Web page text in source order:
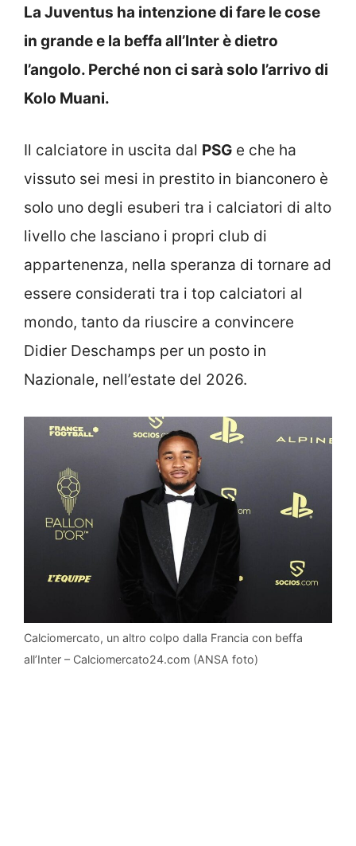
La Juventus ha intenzione di fare le cose
in grande e la beffa all’Inter è dietro
l’angolo. Perché non ci sarà solo l’arrivo di
Kolo Muani.
Il calciatore in uscita dal PSG e che ha
vissuto sei mesi in prestito in bianconero è
solo uno degli esuberi tra i calciatori di alto
livello che lasciano i propri club di
appartenenza, nella speranza di tornare ad
essere considerati tra i top calciatori al
mondo, tanto da riuscire a convincere
Didier Deschamps per un posto in
Nazionale, nell’estate del 2026.
Calciomercato, un altro colpo dalla Francia con beffa
all’Inter – Calciomercato24.com (ANSA foto)